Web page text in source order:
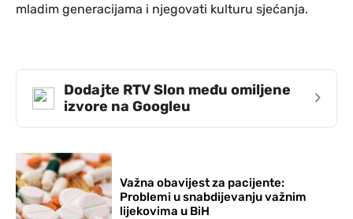
mladim generacijama i njegovati kulturu sjećanja.
Dodajte RTV Slon među omiljene
izvore na Googleu
›
Važna obavijest za pacijente:
Problemi u snabdijevanju važnim
lijekovima u BiH